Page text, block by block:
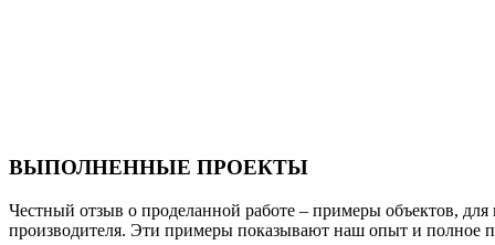
ВЫПОЛНЕННЫЕ ПРОЕКТЫ
Честный отзыв о проделанной работе – примеры объектов,
производителя. Эти примеры показывают наш опыт и полное